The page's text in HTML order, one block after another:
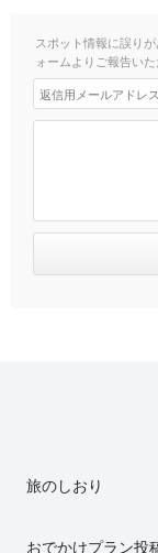
スポット情報に誤り
ォームよりご報告いた
旅のしおり
おでかけプラン投